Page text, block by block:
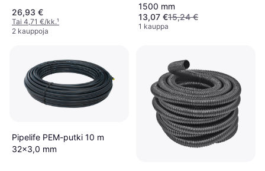
26,93 €
Tai 4,71 €/kk.¹
2 kauppoja
1500 mm
13,07 €15,24 €
1 kauppa
Pipelife PEM-putki 10 m
32x3,0 mm